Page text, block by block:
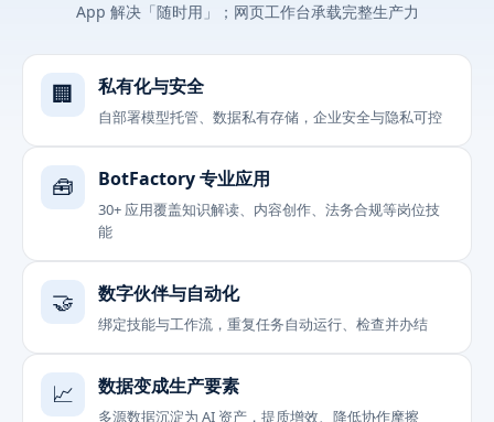
App 解决「随时用」；网页工作台承载完整生产力
🏢 私有化与安全
自部署模型托管、数据私有存储，企业安全与隐私可控
🧰 BotFactory 专业应用
30+ 应用覆盖知识解读、内容创作、法务合规等岗位技
能
🤝 数字伙伴与自动化
绑定技能与工作流，重复任务自动运行、检查并办结
📈 数据变成生产要素
多源数据沉淀为 AI 资产，提质增效、降低协作摩擦